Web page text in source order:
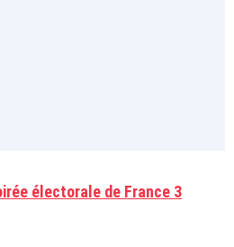
électorale de France 3